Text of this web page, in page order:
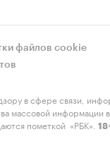
файлов cookie
в сфере связи,
массовой информации
пометкой «РБК».